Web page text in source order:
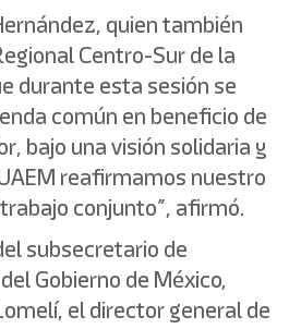
quien también
Centro-Sur de la
durante esta sesión se
común en beneficio de
bajo una visión solidaria y
reafirmamos nuestro
conjunto”, afirmó.
subsecretario de
Gobierno de México,
el director general de